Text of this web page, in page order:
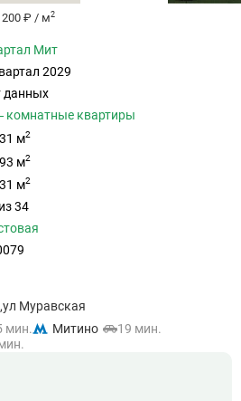
200 ₽ / м2
Мит
2029
данных
комнатные квартиры
м2
м2
м2
34
ул Муравская
мин. Митино
19 мин.